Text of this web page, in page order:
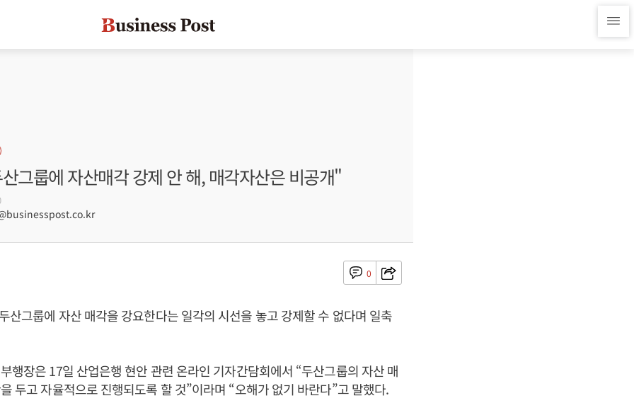
그룹에 자산매각 강제 안 해, 매각자산은 비공개"
0
산그룹에 자산 매각을 강요한다는 일각의 시선을 놓고 강제할 수 없다며 일축
행장은 17일 산업은행 현안 관련 온라인 기자간담회에서 “두산그룹의 자산 매
두고 자율적으로 진행되도록 할 것”이라며 “오해가 없기 바란다”고 말했다.